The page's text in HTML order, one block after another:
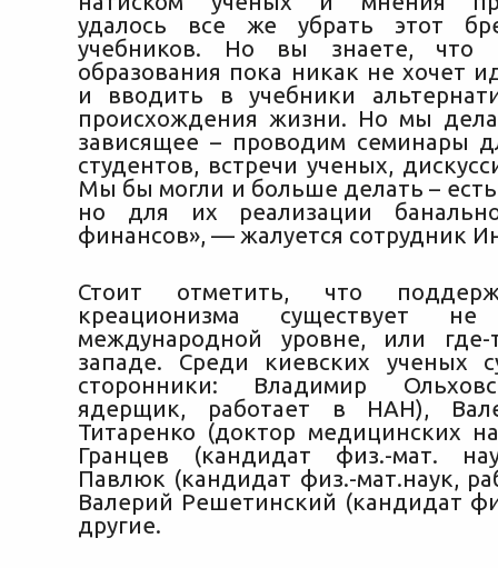
удалось все же убрать этот
учебников. Но вы знаете, что
образования пока никак не хочет
и вводить в учебники
происхождения жизни. Но мы
зависящее – проводим семинары
студентов, встречи ученых,
Мы бы могли и больше делать –
но для их реализации
финансов», — жалуется сотрудник
Стоит отметить, что
креационизма существует
международной уровне, или
западе. Среди киевских ученых
сторонники: Владимир
ядерщик, работает в НАН),
Титаренко (доктор медицинских
Гранцев (кандидат физ.-мат.
Павлюк (кандидат физ.-мат.наук,
Валерий Решетинский (кандидат
другие.